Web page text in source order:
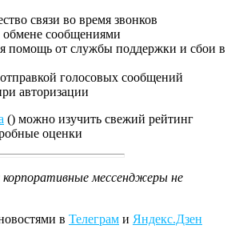
связи во время звонков
сообщениями
помощь от службы поддержки и сбои в
голосовых сообщений
авторизации
() можно изучить свежий рейтинг
оценки
мессенджеры не
в Телеграм и Яндекс.Дзен